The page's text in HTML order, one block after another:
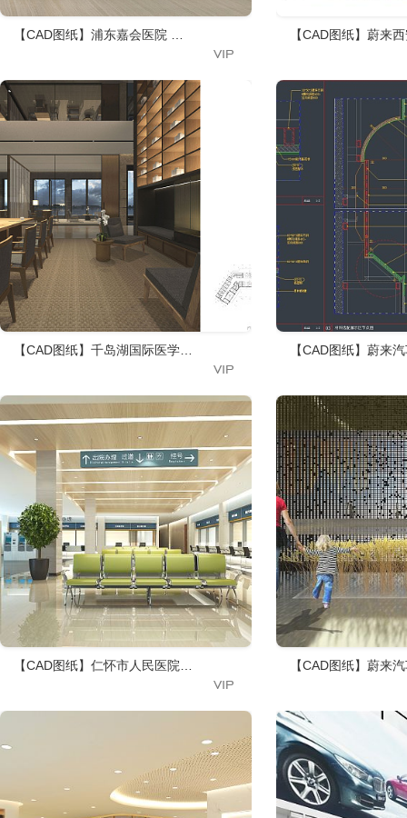
【CAD图纸】浦东嘉会医院 效果图+CAD施工图+物料+机电图
【CAD图纸】千岛湖国际医学抗衰老中心 彩平图+效果图+CAD施工图
【CAD图纸】仁怀市人民医院 彩平图+效果图+CAD施工图
【CAD图纸】蔚来
【CAD图纸】蔚来
【CAD图纸】蔚来